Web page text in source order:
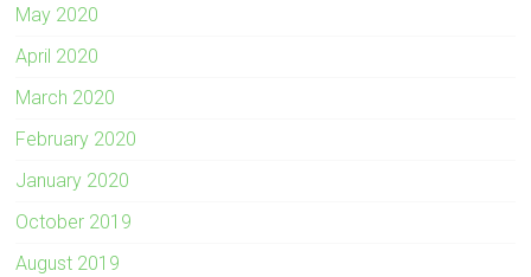
May 2020
April 2020
March 2020
February 2020
January 2020
October 2019
August 2019